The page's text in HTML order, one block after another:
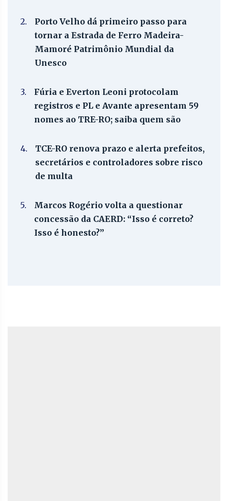
2.
Porto Velho dá primeiro passo para
tornar a Estrada de Ferro Madeira-
Mamoré Patrimônio Mundial da
Unesco
3.
Fúria e Everton Leoni protocolam
registros e PL e Avante apresentam 59
nomes ao TRE-RO; saiba quem são
4.
TCE-RO renova prazo e alerta prefeitos,
secretários e controladores sobre risco
de multa
5.
Marcos Rogério volta a questionar
concessão da CAERD: “Isso é correto?
Isso é honesto?”